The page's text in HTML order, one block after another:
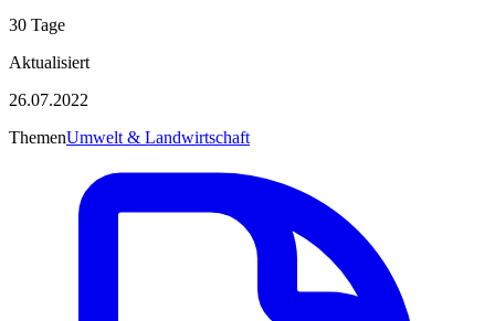
30 Tage
Aktualisiert
26.07.2022
ThemenUmwelt & Landwirtschaft